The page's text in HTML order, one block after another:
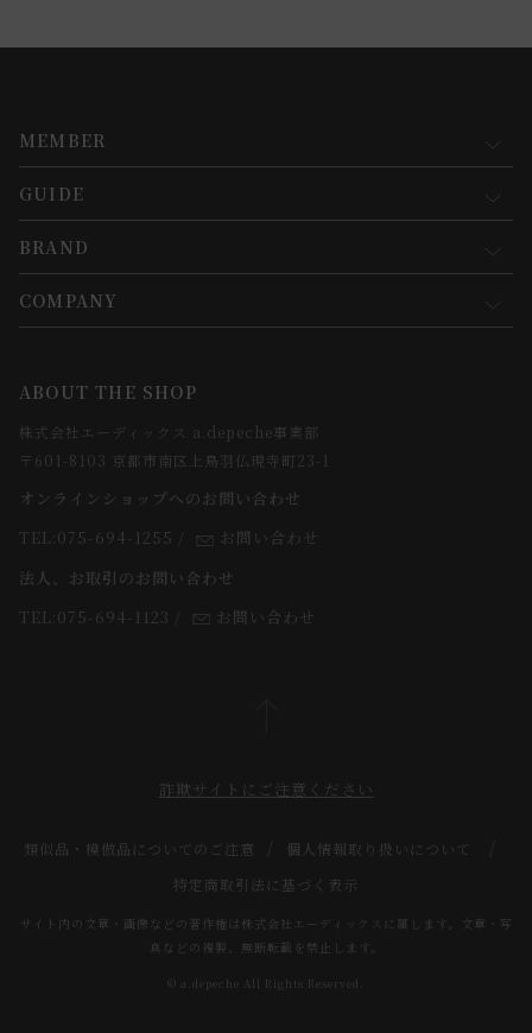
MEMBER
マイページ
新規会員登録
会員規約について
GUIDE
お買い物ガイド
会員登録について
お支払方法について
お届けについて
よくあるご質問
BRAND
コンセプト
webカタログ
COMPANY
求人情報
法人のお客様
スタッフ
ABOUT THE SHOP
株式会社エーディックス a.depeche事業部
〒601-8103 京都市南区上鳥羽仏現寺町23-1
オンラインショップへのお問い合わせ
TEL:075-694-1255
お問い合わせ
法人、お取引のお問い合わせ
TEL:075-694-1123
お問い合わせ
詐欺サイトにご注意ください
類似品・模倣品についてのご注意
個人情報取り扱いについて
特定商取引法に基づく表示
サイト内の文章・画像などの著作権は株式会社エーディックスに属します。文章・写
真などの複製、無断転載を禁止します。
© a.depeche All Rights Reserved.